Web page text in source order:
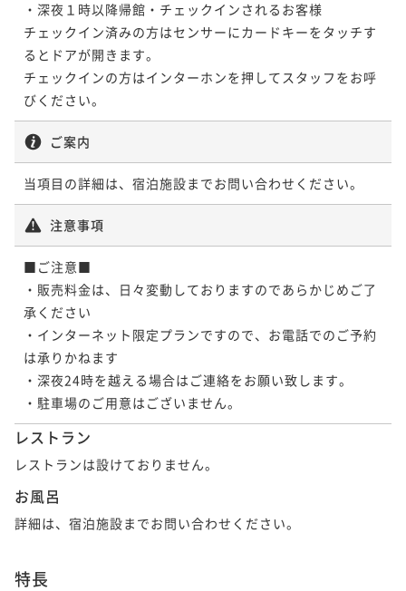
朝食付き 現地決済可 事前決済可
IN 15:00 - 24:00 OUT11:00
ポイント即利用で最大7％OFF
2名 ¥ 41,571 ~
ポイントアップ
名古屋駅から徒歩約４分【５泊以上の宿泊がお
得！！】５連泊割（食事なし）
素泊まり 現地決済可
2名 ¥ 82,323 ~
ポイントアップ
名古屋駅から徒歩約４分【５泊以上の宿泊がお
得！！】５連泊割（毎朝ミスドの軽朝食付き）
・深夜１時以降帰館・チェックインされるお客様
チェックイン済みの方はセンサーにカードキーをタッチす
るとドアが開きます。
チェックインの方はインターホンを押してスタッフをお呼
ご案内
当項目の詳細は、宿泊施設までお問い合わせください。
注意事項
■ご注意■
・販売料金は、日々変動しておりますのであらかじめご了
承ください
・インターネット限定プランですので、お電話でのご予約
は承りかねます
・深夜24時を越える場合はご連絡をお願い致します。
・駐車場のご用意はございません。
レストラン
レストランは設けておりません。
お風呂
詳細は、宿泊施設までお問い合わせください。
特長